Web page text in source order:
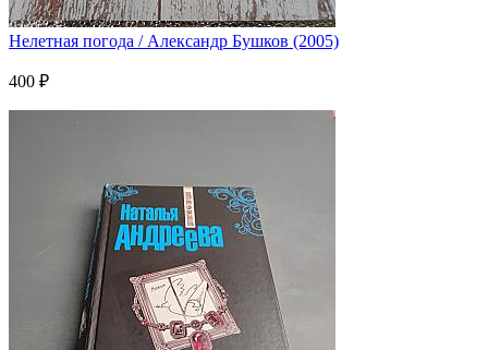
Нелетная погода / Александр Бушков (2005)
400 ₽